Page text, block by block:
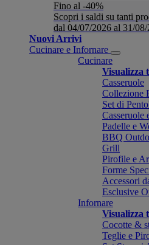
Fino al -40%
Scopri i saldi su tanti
dal 04/07/2026 al 31/
Nuovi Arrivi
Cucinare e Infornare
Cucinare
Visualizza
Casseruole
Collezione
Set di
Casseruole
Padelle e
BBQ
Grill
Pirofile e
Forme
Accessori
Esclusive
Infornare
Visualizza
Cocotte &
Teglie e